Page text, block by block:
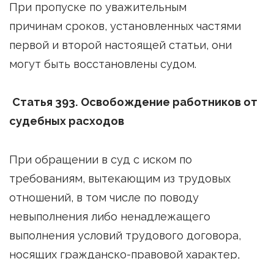
При пропуске по уважительным
причинам сроков, установленных частями
первой и второй настоящей статьи, они
могут быть восстановлены судом.
Статья 393. Освобождение работников от
судебных расходов
При обращении в суд с иском по
требованиям, вытекающим из трудовых
отношений, в том числе по поводу
невыполнения либо ненадлежащего
выполнения условий трудового договора,
носящих гражданско-правовой характер,